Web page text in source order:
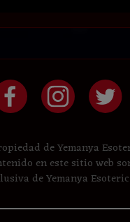
de Yemanya
en este sitio web
de Yemanya